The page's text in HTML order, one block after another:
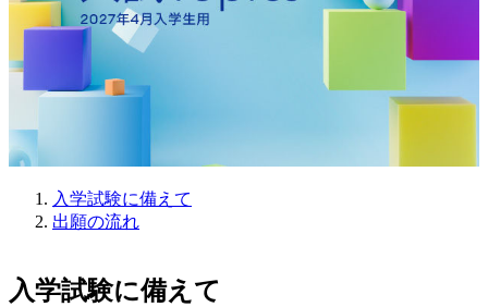
入学試験に備えて
出願の流れ
入学試験に備えて